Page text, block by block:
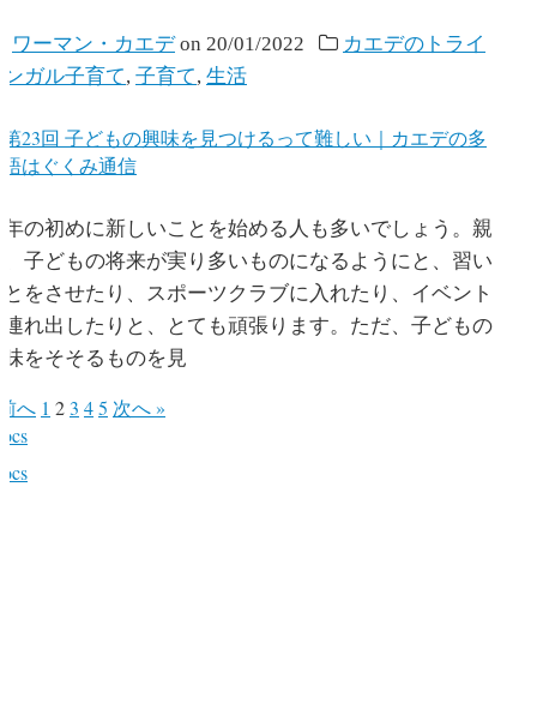
ワーマン・カエデon 20/01/2022
カエデのトライ
ガル子育て, 子育て, 生活
の初めに新しいことを始める人も多いでしょう。親
子どもの将来が実り多いものになるようにと、習い
をさせたり、スポーツクラブに入れたり、イベント
れ出したりと、とても頑張ります。ただ、子どもの
をそそるものを見
へ 1 23 45 次へ »